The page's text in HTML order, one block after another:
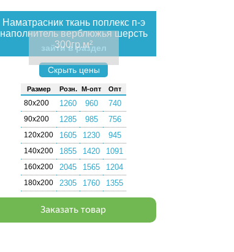
Наматрасник ткань поплекс п-э
наполнитель верблюжья шерсть
300гр.м²
зайти в раздел
Скрыть цены
Раз­мер Розн. М-опт Опт
80х200 1260 960 740
90х200 1285 985 756
120х200 1605 1230 945
140х200 1855 1420 1091
160х200 2045 1565 1204
180х200 2305 1760 1355
Заказать товар